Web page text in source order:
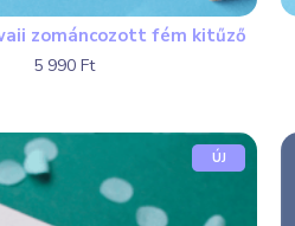
zománcozott fém kitűző
5 990 Ft
ÚJ